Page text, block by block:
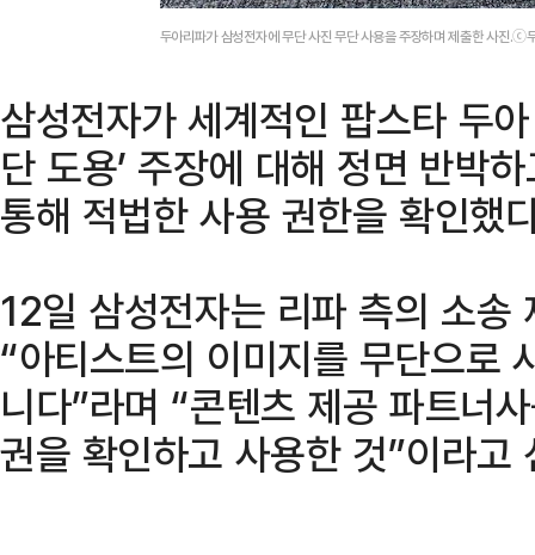
두아리파가 삼성전자에 무단 사진 무단 사용을 주장하며 제출한 사진.ⓒ
삼성전자가 세계적인 팝스타 두
단 도용’ 주장에 대해 정면 반박
통해 적법한 사용 권한을 확인했
12일 삼성전자는 리파 측의 소송
“아티스트의 이미지를 무단으로
니다”라며 “콘텐츠 제공 파트너
권을 확인하고 사용한 것”이라고